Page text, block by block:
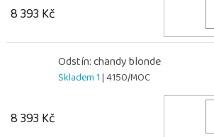
8 393 Kč
Odstín: chandy blonde
Skladem 1| 4150/MOC
8 393 Kč